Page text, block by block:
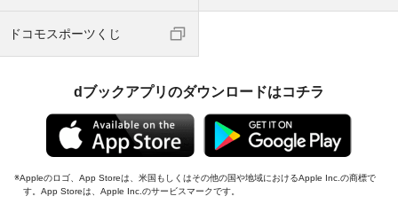
ドコモスポーツくじ
dブックアプリのダウンロードはコチラ
Appleのロゴ、App Storeは、米国もしくはその他の国や地域におけるApple Inc.の商標で
す。App Storeは、Apple Inc.のサービスマークです。